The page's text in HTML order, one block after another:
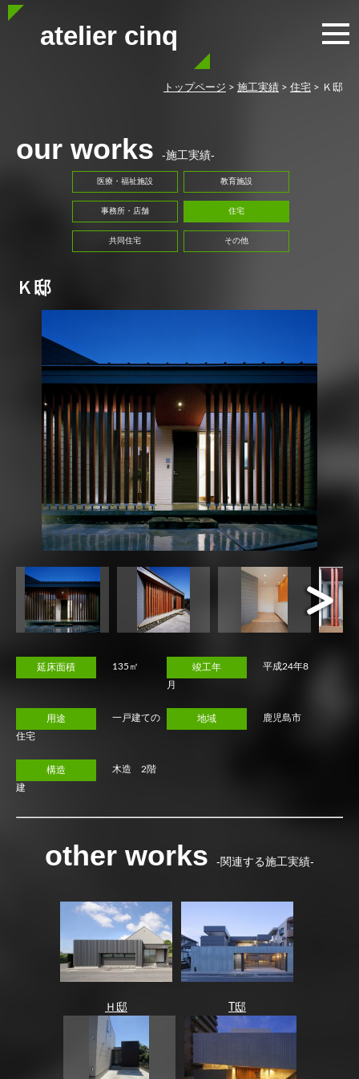
atelier cinq
トップページ > 施工実績 > 住宅 > Ｋ邸
our works -施工実績-
医療・福祉施設 教育施設
事務所・店舗 住宅
共同住宅 その他
Ｋ邸
Next
延床面積 135㎡ 竣工年 平成24年8
月
用途 一戸建ての
住宅
地域 鹿児島市
構造 木造 2階
建
other works -関連する施工実績-
Ｈ邸 T邸